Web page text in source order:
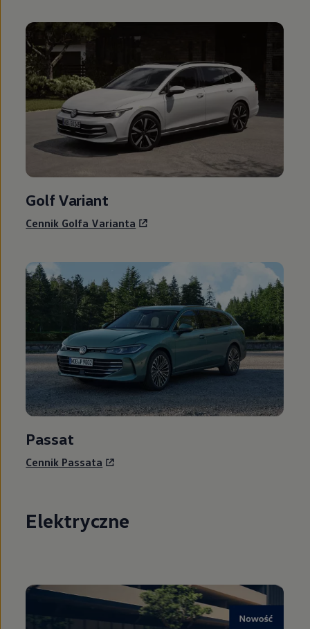
Golf Variant
Cennik Golfa Varianta
Passat
Cennik Passata
Elektryczne